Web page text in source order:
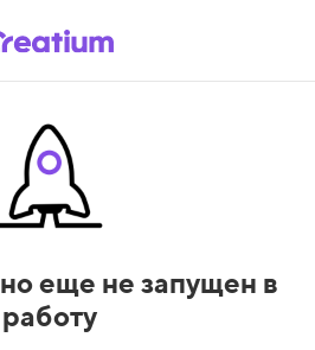
но еще не запущен в
работу